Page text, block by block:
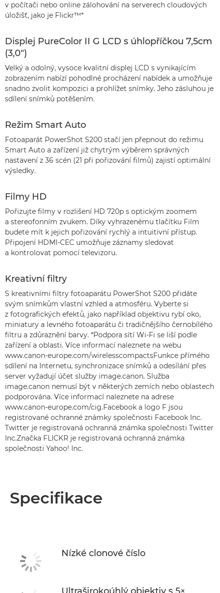
v počítači nebo online zálohování na serverech cloudových
úložišť, jako je Flickr™*
Displej PureColor II G LCD s úhlopříčkou 7,5cm
(3,0")
Velký a odolný, vysoce kvalitní displej LCD s vynikajícím
zobrazením nabízí pohodlné procházení nabídek a umožňuje
snadno zvolit kompozici a prohlížet snímky. Jeho zásluhou je
sdílení snímků potěšením.
Režim Smart Auto
Fotoaparát PowerShot S200 stačí jen přepnout do režimu
Smart Auto a zařízení již chytrým výběrem správných
nastavení z 36 scén (21 při pořizování filmů) zajistí optimální
výsledky.
Filmy HD
Pořizujte filmy v rozlišení HD 720p s optickým zoomem
a stereofonním zvukem. Díky vyhrazenému tlačítku Film
budete mít k jejich pořizování rychlý a intuitivní přístup.
Připojení HDMI-CEC umožňuje záznamy sledovat
a kontrolovat pomocí televizoru.
Kreativní filtry
S kreativními filtry fotoaparátu PowerShot S200 přidáte
svým snímkům vlastní vzhled a atmosféru. Vyberte si
z fotografických efektů, jako například objektivu rybí oko,
miniatury a levného fotoaparátu či tradičnějšího černobílého
filtru a zdůraznění barvy. *Podpora sítí Wi-Fi se liší podle
zařízení a oblasti. Více informací naleznete na webu
www.canon-europe.com/wirelesscompactsFunkce přímého
sdílení na Internetu, synchronizace snímků a odesílání přes
server vyžadují účet služby image.canon. Služba
image.canon nemusí být v některých zemích nebo oblastech
podporována. Více informací naleznete na adrese
www.canon-europe.com/cig.Facebook a logo F jsou
registrované ochranné známky společnosti Facebook Inc.
Twitter je registrovaná ochranná známka společnosti Twitter
Inc.Značka FLICKR je registrovaná ochranná známka
společnosti Yahoo! Inc.
Specifikace
Nízké clonové číslo